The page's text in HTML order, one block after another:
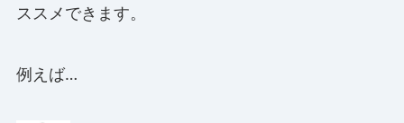
ススメできます。
例えば…